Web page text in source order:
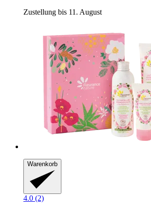
Zustellung bis 11. August
Warenkorb
4.0 (2)